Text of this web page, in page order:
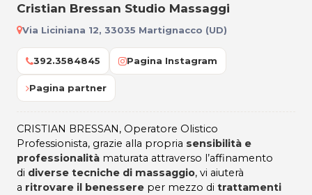
Cristian Bressan Studio Massaggi
Via Liciniana 12, 33035 Martignacco (UD)
392.3584845 Pagina Instagram
Pagina partner
CRISTIAN BRESSAN, Operatore Olistico
Professionista, grazie alla propria sensibilità e
professionalità maturata attraverso l’affinamento
di diverse tecniche di massaggio, vi aiuterà
a ritrovare il benessere per mezzo di trattamenti